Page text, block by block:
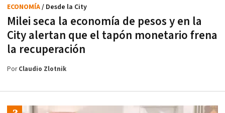
Milei seca la economía de pesos y en la
City alertan que el tapón monetario frena
la recuperación
ECONOMÍA/ Desde la City
PorClaudio Zlotnik